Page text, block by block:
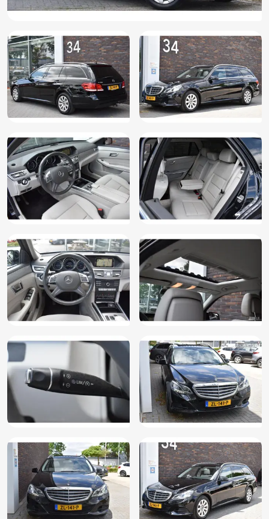
Schakelmogelijkheid aan stuurwiel
Start/stop systeem
Stuurbekrachtiging snelheidsafhankelijk
Stuurwiel multifunctioneel
Variabele stuuroverbrenging
Vermoeidheids herkenning
Zij airbag(s) voor